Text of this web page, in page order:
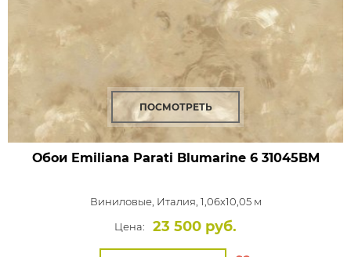
ПОСМОТРЕТЬ
Обои Emiliana Parati Blumarine 631045BM
Виниловые, Италия, 1,06x10,05 м
Цена:
23 500 руб.